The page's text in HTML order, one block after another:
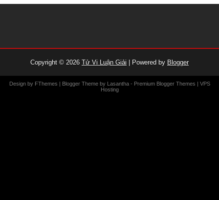
Copyright © 2026 Tử Vi Luận Giải | Powered by Blogger
Design by FThemes | Blogger Theme by Lasantha- Premium Blogger Themes | VPS
Hosting